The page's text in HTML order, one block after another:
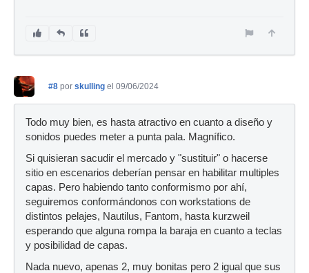
#8 por skulling el 09/06/2024
Todo muy bien, es hasta atractivo en cuanto a diseño y
sonidos puedes meter a punta pala. Magnífico.
Si quisieran sacudir el mercado y "sustituir" o hacerse
sitio en escenarios deberían pensar en habilitar multiples
capas. Pero habiendo tanto conformismo por ahí,
seguiremos conformándonos con workstations de
distintos pelajes, Nautilus, Fantom, hasta kurzweil
esperando que alguna rompa la baraja en cuanto a teclas
y posibilidad de capas.
Nada nuevo, apenas 2, muy bonitas pero 2 igual que sus